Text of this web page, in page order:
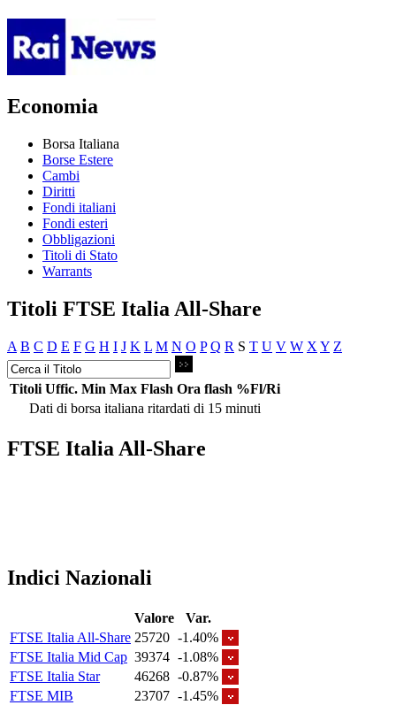
Economia
Borsa Italiana
Borse Estere
Cambi
Diritti
Fondi italiani
Fondi esteri
Obbligazioni
Titoli di Stato
Warrants
Titoli FTSE Italia All-Share
A B C D E F G H I J K L M N O P Q R S T U V W X Y Z
Titoli Uffic. Min Max Flash Ora flash %Fl/Ri
Dati di borsa italiana ritardati di 15 minuti
FTSE Italia All-Share
Indici Nazionali
Valore
Var.
FTSE Italia All-Share 25720 -1.40%
FTSE Italia Mid Cap 39374 -1.08%
FTSE Italia Star
46268 -0.87%
FTSE MIB
23707 -1.45%